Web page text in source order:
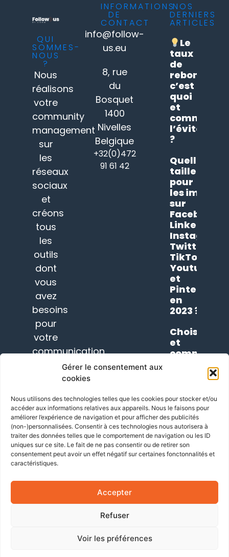
Gérer le consentement aux
cookies
Nous utilisons des technologies telles que les cookies pour stocker et/ou
accéder aux informations relatives aux appareils. Nous le faisons pour
améliorer l’expérience de navigation et pour afficher des publicités
(non-)personnalisées. Consentir à ces technologies nous autorisera à
traiter des données telles que le comportement de navigation ou les ID
uniques sur ce site. Le fait de ne pas consentir ou de retirer son
consentement peut avoir un effet négatif sur certaines fonctonnalités et
caractéristiques.
Accepter
Refuser
Voir les préférences
QUI
SOMMES-
NOUS
?
Nous
réalisons
votre
community
management
sur
les
réseaux
sociaux
et
créons
tous
les
outils
dont
vous
avez
besoins
pour
votre
communication
depuis
En
savoir
plus
INFORMATIONS
DE
CONTACT
info@follow-
us.eu
8, rue
du
Bosquet
1400
Nivelles
Belgique
+32(0)472
91 61 42
NOS
DERNIERS
ARTICLES
Le
taux
de
rebond
c’est
quoi
et
comment
l’éviter
?
Quelle
taille
pour
les images
sur
Facebook,
LinkedIn,
Instagram,
Twitter,
TikTok,
Youtube
et
Pinterest
en
2023 ?
Choisir
et
en
2023
SUIVEZ-
NOUS